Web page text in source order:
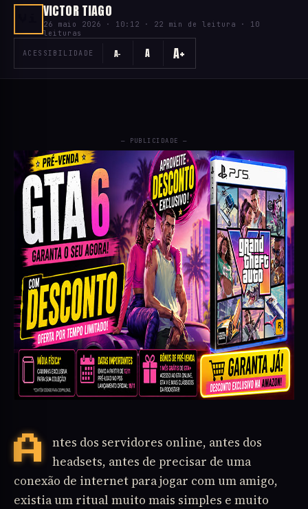
VICTOR TIAGO
26 maio 2026 · 10:12 · 22 min de leitura · 10
leituras
ACESSIBILIDADE A− A A+
— PUBLICIDADE —
Antes dos servidores online, antes dos headsets, antes de precisar de uma
conexão de internet para jogar com um amigo,
existia um ritual muito mais simples e muito